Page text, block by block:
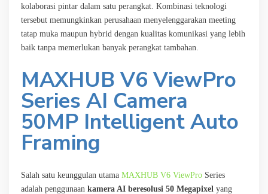
kolaborasi pintar dalam satu perangkat. Kombinasi teknologi
tersebut memungkinkan perusahaan menyelenggarakan meeting
tatap muka maupun hybrid dengan kualitas komunikasi yang lebih
baik tanpa memerlukan banyak perangkat tambahan.
MAXHUB V6 ViewPro
Series AI Camera
50MP Intelligent Auto
Framing
Salah satu keunggulan utama MAXHUB V6 ViewPro Series
adalah penggunaan kamera AI beresolusi 50 Megapixel yang